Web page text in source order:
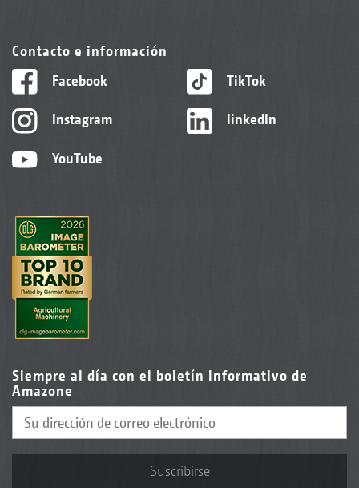
Contacto e información
Facebook
Instagram
YouTube
TikTok
linkedIn
Siempre al día con el boletín informativo de
Amazone
Suscribirse